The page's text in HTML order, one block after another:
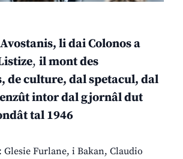
li dai Colonos a
, il mont des
de culture, dal spetacul, dal
intor dal gjornâl dut
tal 1946
Glesie Furlane, i Bakan, Claudio